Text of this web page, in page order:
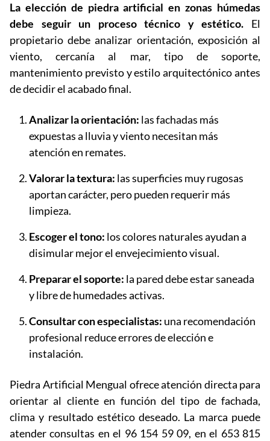
La elección de piedra artificial en zonas húmedas
debe seguir un proceso técnico y estético. El
propietario debe analizar orientación, exposición al
viento, cercanía al mar, tipo de soporte,
mantenimiento previsto y estilo arquitectónico antes
de decidir el acabado final.
Analizar la orientación: las fachadas más
expuestas a lluvia y viento necesitan más
atención en remates.
Valorar la textura: las superficies muy rugosas
aportan carácter, pero pueden requerir más
limpieza.
Escoger el tono: los colores naturales ayudan a
disimular mejor el envejecimiento visual.
Preparar el soporte: la pared debe estar saneada
y libre de humedades activas.
Consultar con especialistas: una recomendación
profesional reduce errores de elección e
instalación.
Piedra Artificial Mengual ofrece atención directa para
orientar al cliente en función del tipo de fachada,
clima y resultado estético deseado. La marca puede
atender consultas en el 96 154 59 09, en el 653 815